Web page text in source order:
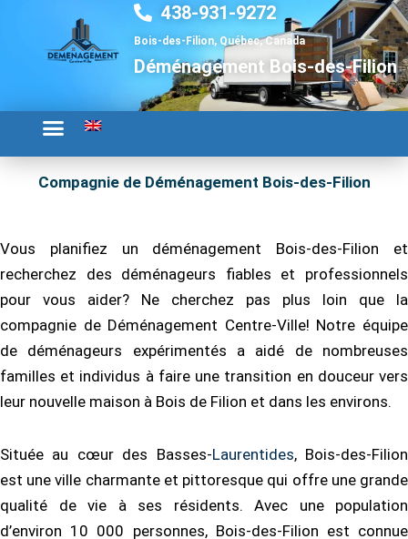
contenu
438-931-9272
Bois-des-Filion, Québec, Canada
Déménagement Bois-des-Filion
Compagnie de Déménagement Bois-des-Filion
Vous planifiez un déménagement Bois-des-Filion et
recherchez des déménageurs fiables et professionnels
pour vous aider? Ne cherchez pas plus loin que la
compagnie de Déménagement Centre-Ville! Notre équipe
de déménageurs expérimentés a aidé de nombreuses
familles et individus à faire une transition en douceur vers
leur nouvelle maison à Bois de Filion et dans les environs.
Située au cœur des Basses-Laurentides, Bois-des-Filion
est une ville charmante et pittoresque qui offre une grande
qualité de vie à ses résidents. Avec une population
d’environ 10 000 personnes, Bois-des-Filion est connue